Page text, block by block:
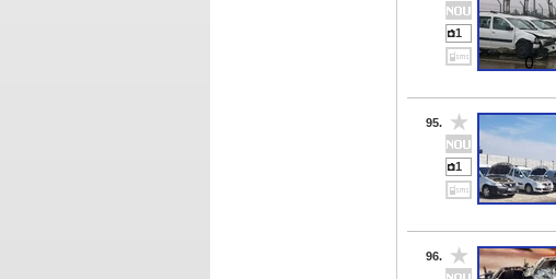
1
95.
1
96.